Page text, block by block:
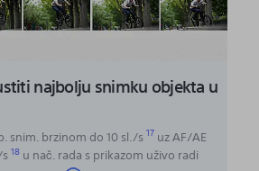
najbolju snimku objekta u
snim. brzinom do 10 sl./s17uz AF/AE
18u nač. rada s prikazom uživo radi